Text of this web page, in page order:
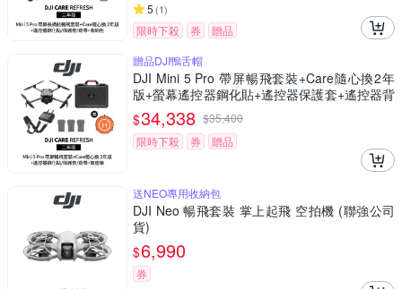
5 (1)
限時下殺 券
贈品
贈品DJI鴨舌帽
DJI Mini 5 Pro 帶屏暢飛套裝+Care隨心換2年
版+螢幕遙控器鋼化貼+遙控器保護套+遙控器背
帶+12030150氣密箱 (聯強公司貨)
$34,338 $35,400
限時下殺
券 贈品
送NEO專用收納包
DJI Neo 暢飛套裝 掌上起飛 空拍機 (聯強公司
貨)
$6,990
券